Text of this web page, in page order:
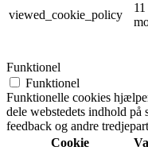
viewed_cookie_policy
11
Funktionel
Funktionel
Funktionelle cookies
dele webstedets indhold på
feedback og andre
Cookie